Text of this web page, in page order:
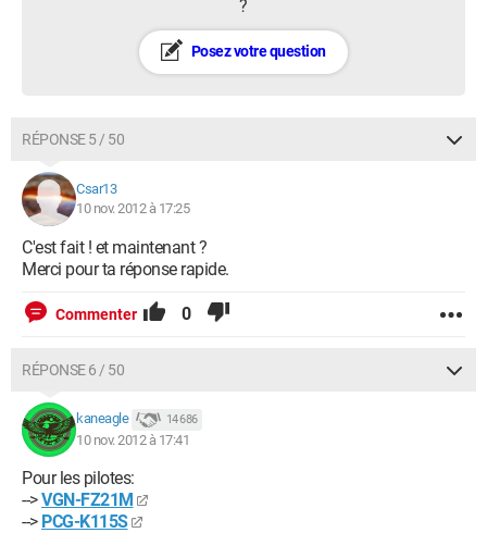
?
Posez votre question
RÉPONSE 5 / 50
Csar13
10 nov. 2012 à 17:25
C'est fait ! et maintenant ?
Merci pour ta réponse rapide.
Commenter 0
RÉPONSE 6 / 50
kaneagle 14 686
10 nov. 2012 à 17:41
Pour les pilotes:
-->VGN-FZ21M
--> PCG-K115S